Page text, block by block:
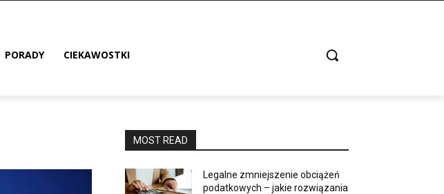
PORADY CIEKAWOSTKI
MOST READ
Legalne zmniejszenie obciążeń
podatkowych – jakie rozwiązania